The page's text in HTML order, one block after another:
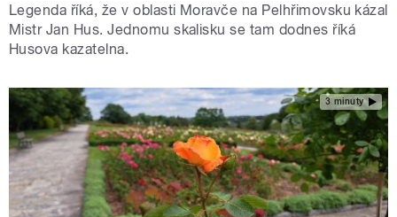
Legenda říká, že v oblasti Moravče na Pelhřimovsku kázal
Mistr Jan Hus. Jednomu skalisku se tam dodnes říká
Husova kazatelna.
3 minuty